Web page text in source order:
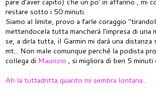
restare sotto i 50 minuti.
Siamo al limite, provo a farle coraggio
mettendocela tutta mancherà l'impresa di una
se, a dirla tutta, il Garmin mi darà una
mt... Non male comunque perché la podista
collega di Maurizio , si migliora di ben 5
Ah la tuttadritta quanto mi sembra lontana...